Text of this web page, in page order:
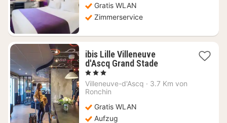
62,89
€
Gratis WLAN
Zimmerservice
ibis Lille Villeneuve
d'Ascq Grand Stade1
ab
, 3 Sterne
Villeneuve-d'Ascq · 3.7 Km von
Ronchin
Gratis WLAN
Aufzug